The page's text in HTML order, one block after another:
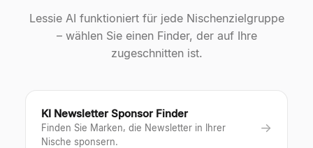
Lessie AI funktioniert für jede Nischenzielgruppe
– wählen Sie einen Finder, der auf Ihre
zugeschnitten ist.
KI Newsletter Sponsor Finder
Finden Sie Marken, die Newsletter in Ihrer
Nische sponsern.
→